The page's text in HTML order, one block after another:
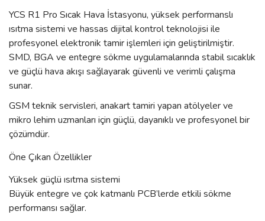
YCS R1 Pro Sıcak Hava İstasyonu, yüksek performanslı
ısıtma sistemi ve hassas dijital kontrol teknolojisi ile
profesyonel elektronik tamir işlemleri için geliştirilmiştir.
SMD, BGA ve entegre sökme uygulamalarında stabil sıcaklık
ve güçlü hava akışı sağlayarak güvenli ve verimli çalışma
sunar.
GSM teknik servisleri, anakart tamiri yapan atölyeler ve
mikro lehim uzmanları için güçlü, dayanıklı ve profesyonel bir
çözümdür.
Öne Çıkan Özellikler
Yüksek güçlü ısıtma sistemi
Büyük entegre ve çok katmanlı PCB’lerde etkili sökme
performansı sağlar.